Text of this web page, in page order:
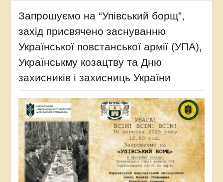
Запрошуємо на “Упівський борщ”,
захід присвячено заснуванню
Української повстанської армії (УПА),
Українськму козацтву та Дню
захисників і захисниць України